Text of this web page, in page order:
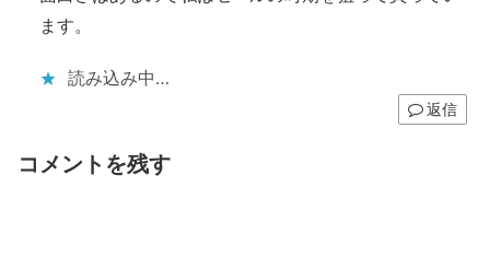
ます。
読み込み中…
返信
コメントを残す